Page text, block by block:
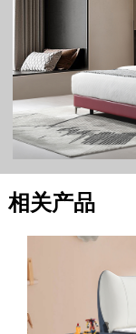
相关产品